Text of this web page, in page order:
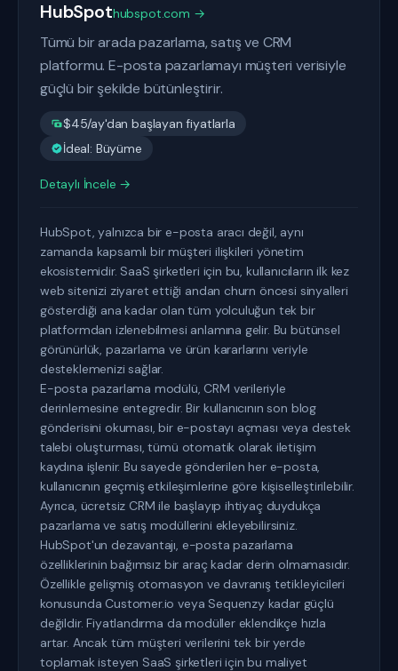
HubSpothubspot.com →
Tümü bir arada pazarlama, satış ve CRM
platformu. E-posta pazarlamayı müşteri verisiyle
güçlü bir şekilde bütünleştirir.
$45/ay'dan başlayan fiyatlarla
İdeal: Büyüme
Detaylı İncele →
HubSpot, yalnızca bir e-posta aracı değil, aynı
zamanda kapsamlı bir müşteri ilişkileri yönetim
ekosistemidir. SaaS şirketleri için bu, kullanıcıların ilk kez
web sitenizi ziyaret ettiği andan churn öncesi sinyalleri
gösterdiği ana kadar olan tüm yolculuğun tek bir
platformdan izlenebilmesi anlamına gelir. Bu bütünsel
görünürlük, pazarlama ve ürün kararlarını veriyle
desteklemenizi sağlar.
E-posta pazarlama modülü, CRM verileriyle
derinlemesine entegredir. Bir kullanıcının son blog
gönderisini okuması, bir e-postayı açması veya destek
talebi oluşturması, tümü otomatik olarak iletişim
kaydına işlenir. Bu sayede gönderilen her e-posta,
kullanıcının geçmiş etkileşimlerine göre kişiselleştirilebilir.
Ayrıca, ücretsiz CRM ile başlayıp ihtiyaç duydukça
pazarlama ve satış modüllerini ekleyebilirsiniz.
HubSpot'un dezavantajı, e-posta pazarlama
özelliklerinin bağımsız bir araç kadar derin olmamasıdır.
Özellikle gelişmiş otomasyon ve davranış tetikleyicileri
konusunda Customer.io veya Sequenzy kadar güçlü
değildir. Fiyatlandırma da modüller eklendikçe hızla
artar. Ancak tüm müşteri verilerini tek bir yerde
toplamak isteyen SaaS şirketleri için bu maliyet